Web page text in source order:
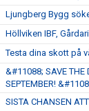
Ljungberg Bygg
Höllviken IBF,
Testa dina skott på
&#11088; SAVE THE
SEPTEMBER!
SISTA CHANSEN